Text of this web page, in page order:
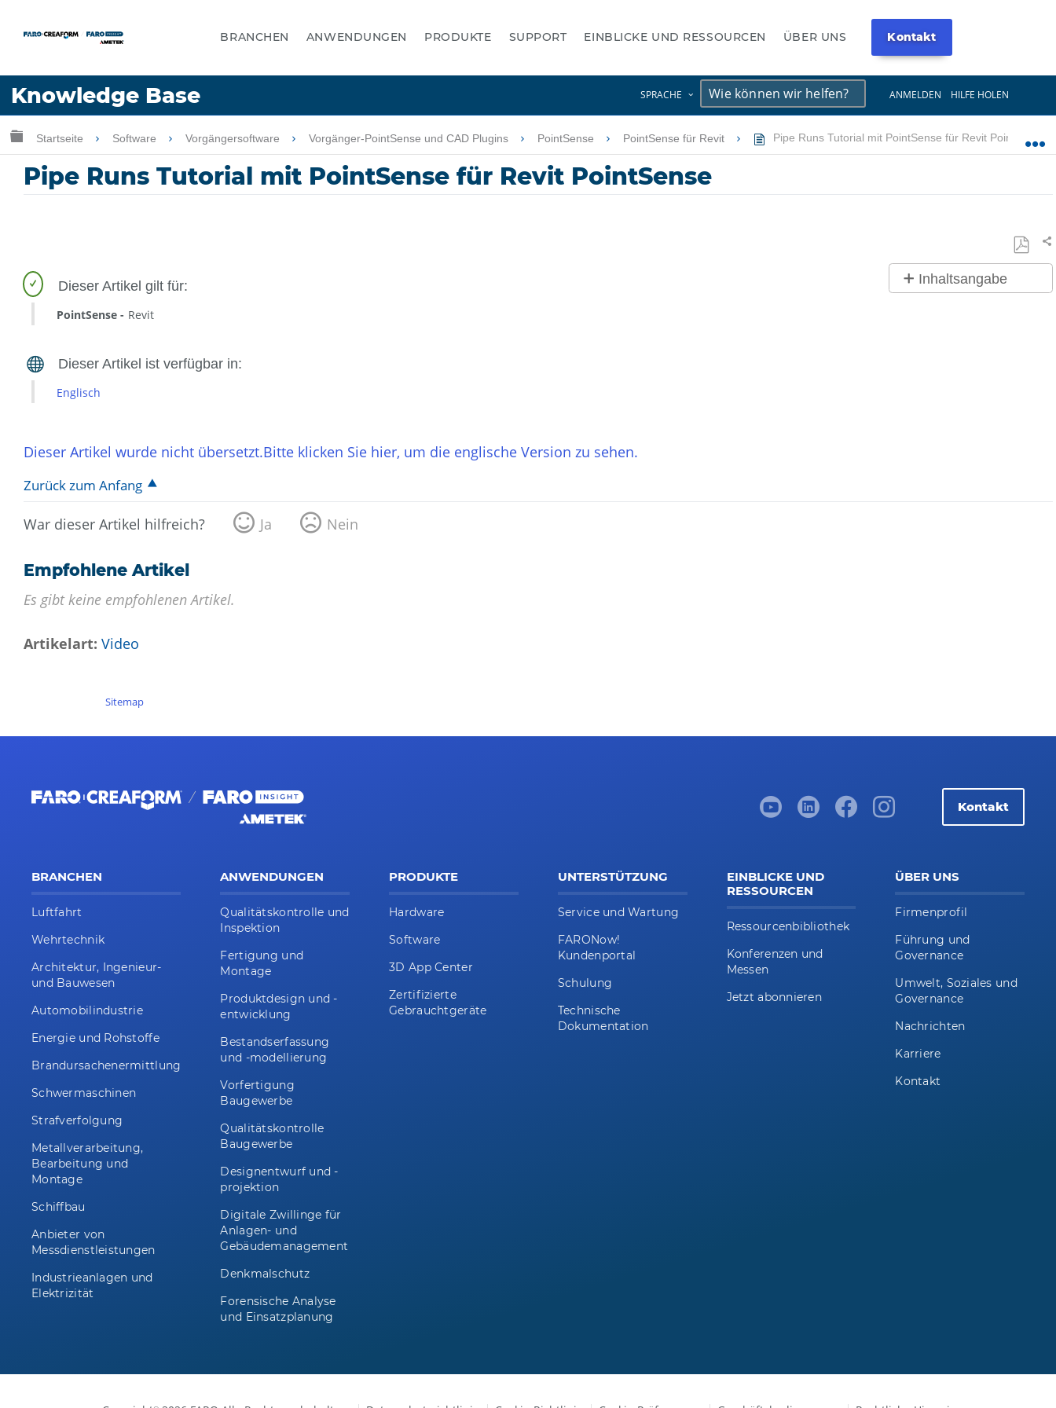
BRANCHEN ANWENDUNGEN PRODUKTE SUPPORT EINBLICKE UND RESSOURCEN ÜBER UNS Kontakt
Knowledge Base SPRACHE ANMELDEN HILFE HOLEN
Sprache
Globale Hierarchie auf- und zuklappen
Startseite Software Vorgängersoftware Vorgänger-PointSense und CAD Plugins PointSense PointSense für Revit Pipe Runs Tutorial mit PointSense für Revit PointSense
Pipe Runs Tutorial mit PointSense für Revit PointSense
Als
Inhaltsangabe
PointSense Revit
Englisch
Dieser Artikel wurde nicht übersetzt.Bitte klicken Sie hier, um die englische Version zu sehen.
Zurück zum Anfang
War dieser Artikel hilfreich? Ja Nein
Empfohlene Artikel
Es gibt keine empfohlenen Artikel.
Artikelart Video
Sitemap
Kontakt
BRANCHEN
Luftfahrt
Wehrtechnik
Architektur, Ingenieur-
und Bauwesen
Automobilindustrie
Energie und Rohstoffe
Brandursachenermittlung
Schwermaschinen
Strafverfolgung
Metallverarbeitung,
Bearbeitung und
Montage
Schiffbau
Anbieter von
Messdienstleistungen
Industrieanlagen und
Elektrizität
ANWENDUNGEN
Qualitätskontrolle und
Inspektion
Fertigung und
Montage
Produktdesign und -
entwicklung
Bestandserfassung
und -modellierung
Vorfertigung
Baugewerbe
Qualitätskontrolle
Baugewerbe
Designentwurf und -
projektion
Digitale Zwillinge für
Anlagen- und
Gebäudemanagement
Denkmalschutz
Forensische Analyse
und Einsatzplanung
PRODUKTE
Hardware
Software
3D App Center
Zertifizierte
Gebrauchtgeräte
UNTERSTÜTZUNG
Service und Wartung
FARONow!
Kundenportal
Schulung
Technische
Dokumentation
EINBLICKE UND
RESSOURCEN
Ressourcenbibliothek
Konferenzen und
Messen
Jetzt abonnieren
ÜBER UNS
Firmenprofil
Führung und
Governance
Umwelt, Soziales und
Governance
Nachrichten
Karriere
Kontakt